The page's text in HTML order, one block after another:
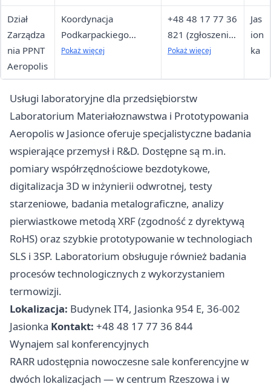
Dział
Zarządza
nia PPNT
Aeropolis
Koordynacja
Podkarpackiego
Parku Naukowo-
udostępnianie
terenów inwestorom
Pokaż więcej
+48 48 17 77 36
821 (zgłoszenia
awarii), +48 48
(infrastruktura)
Pokaż więcej
Jas
ion
ka
Usługi laboratoryjne dla przedsiębiorstw
Laboratorium Materiałoznawstwa i Prototypowania
Aeropolis w Jasionce oferuje specjalistyczne badania
wspierające przemysł i R&D. Dostępne są m.in.
pomiary współrzędnościowe bezdotykowe,
digitalizacja 3D w inżynierii odwrotnej, testy
starzeniowe, badania metalograficzne, analizy
pierwiastkowe metodą XRF (zgodność z dyrektywą
RoHS) oraz szybkie prototypowanie w technologiach
SLS i 3SP. Laboratorium obsługuje również badania
procesów technologicznych z wykorzystaniem
termowizji.
Lokalizacja: Budynek IT4, Jasionka 954 E, 36-002
Jasionka Kontakt: +48 48 17 77 36 844
Wynajem sal konferencyjnych
RARR udostępnia nowoczesne sale konferencyjne w
dwóch lokalizacjach — w centrum Rzeszowa i w